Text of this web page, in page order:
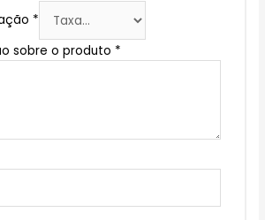
*
sobre o produto *